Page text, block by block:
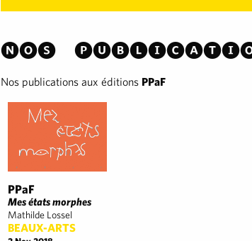
Nos
Nos publications aux éditions PPaF
PPaF
Mes états morphes
Mathilde Lossel
BEAUX-ARTS